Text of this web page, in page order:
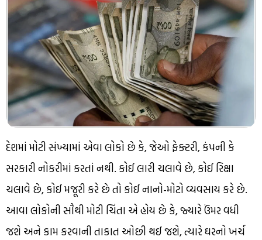
દેશમાં મોટી સંખ્યામાં એવા લોકો છે કે, જેઓ ફેક્ટરી, કંપની કે
સરકારી નોકરીમાં કરતાં નથી. કોઈ લારી ચલાવે છે, કોઈ રિક્ષા
ચલાવે છે, કોઈ મજૂરી કરે છે તો કોઈ નાનો-મોટો વ્યવસાય કરે છે.
આવા લોકોની સૌથી મોટી ચિંતા એ હોય છે કે, જ્યારે ઉંમર વધી
જશે અને કામ કરવાની તાકાત ઓછી થઈ જશે, ત્યારે ઘરનો ખર્ચ